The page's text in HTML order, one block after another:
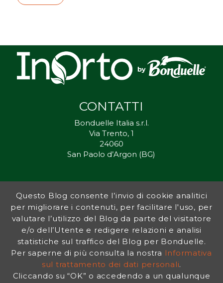
CONTATTI
Bonduelle Italia s.r.l.
Via Trento, 1
24060
San Paolo d’Argon (BG)
Inorto.org è dal 2011 il punto di riferimento per gli ortisti italiani, e
fornisce preziosi consigli sia ai più esperti che a nuovi interessati.
L’obiettivo di Bonduelle è ispirare la transizione verso una dieta a
base vegetale per contribuire al benessere delle persone e del
pianeta. In questo contesto si inserisce InOrto, simbolo dell’amore
per la terra e del rispetto dell’ambiente.
INFORMATIVA PRIVACY| NOTE LEGALI
Questo Blog consente l’invio di cookie analitici
per migliorare i contenuti, per facilitare l'uso, per
valutare l’utilizzo del Blog da parte del visitatore
e/o dell’Utente e redigere relazioni e analisi
statistiche sul traffico del Blog per Bonduelle.
Per saperne di più consulta la nostra Informativa
sul trattamento dei dati personali.
Cliccando su “OK” o accedendo a un qualunque